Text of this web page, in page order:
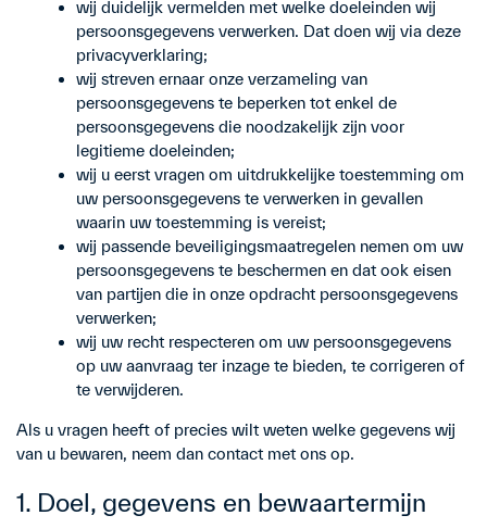
wij duidelijk vermelden met welke doeleinden wij
persoonsgegevens verwerken. Dat doen wij via deze
privacyverklaring;
wij streven ernaar onze verzameling van
persoonsgegevens te beperken tot enkel de
persoonsgegevens die noodzakelijk zijn voor
legitieme doeleinden;
wij u eerst vragen om uitdrukkelijke toestemming om
uw persoonsgegevens te verwerken in gevallen
waarin uw toestemming is vereist;
wij passende beveiligingsmaatregelen nemen om uw
persoonsgegevens te beschermen en dat ook eisen
van partijen die in onze opdracht persoonsgegevens
verwerken;
wij uw recht respecteren om uw persoonsgegevens
op uw aanvraag ter inzage te bieden, te corrigeren of
te verwijderen.
Als u vragen heeft of precies wilt weten welke gegevens wij
van u bewaren, neem dan contact met ons op.
1. Doel, gegevens en bewaartermijn